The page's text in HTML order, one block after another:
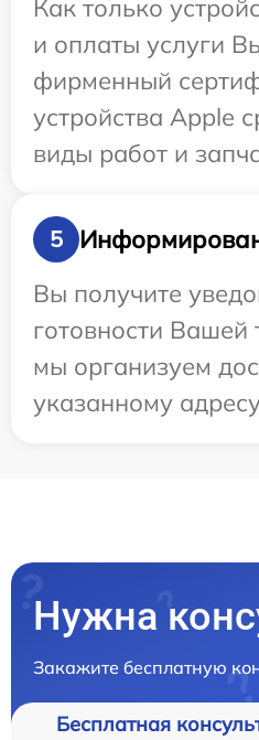
Как только
и оплаты услуги
фирменный
устройства Apple
виды работ и
5
Вы получите
готовности Вашей
мы организуем
указанному
Нужна
Закажите бесплатную
Бесплатная